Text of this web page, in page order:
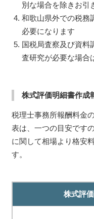
別な場合を除きお引
和歌山県外での税務
必要になります
国税局査察及び資料
査研究が必要な場合
株式評価明細書作成
税理士事務所報酬料金
表は、一つの目安です
に関して相場より格安
す。
株式評